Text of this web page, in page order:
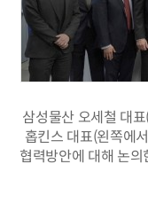
삼성물산 오세철 대
홉킨스 대표(왼쪽에
협력방안에 대해 논